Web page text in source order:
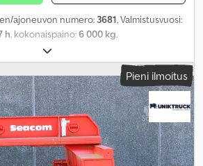
ajoneuvon numero: 3681, Valmistusvuosi:
h, kokonaispaino:6 000 kg,
Pieni ilmoitus